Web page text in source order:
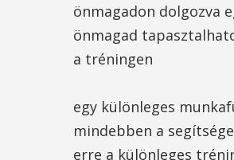
önmagadon dolgozva
önmagad
a tréningen
egy különleges
mindebben a
erre a különleges